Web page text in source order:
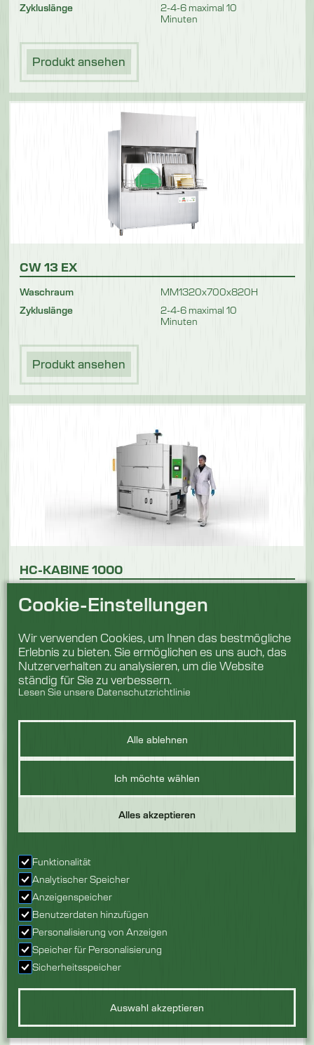
Cookie-Einstellungen
Wir verwenden Cookies, um Ihnen das bestmögliche
Erlebnis zu bieten. Sie ermöglichen es uns auch, das
Nutzerverhalten zu analysieren, um die Website
ständig für Sie zu verbessern.
Lesen Sie unsere Datenschutzrichtlinie
Alle ablehnen
Ich möchte wählen
Alles akzeptieren
Funktionalität
Analytischer Speicher
Anzeigenspeicher
Benutzerdaten hinzufügen
Personalisierung von Anzeigen
Speicher für Personalisierung
Sicherheitsspeicher
Auswahl akzeptieren
Zykluslänge
2-4-6 maximal 10
Minuten
Produkt ansehen
CW 13 EX
Waschraum
MM1320x700x820H
Zykluslänge
2-4-6 maximal 10
Minuten
Produkt ansehen
HC-KABINE 1000
Zykluslänge
2-4-6 maximal 10
Produkt ansehen
DOLAV FALTPALETTENBOXEN
Geeignet für tiefes
Waschen
Zusammenklappbar
Produkt ansehen